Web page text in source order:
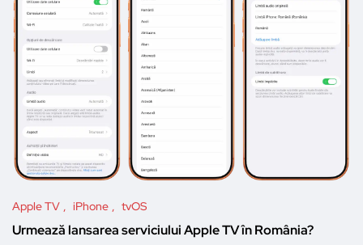
Apple TV iPhone tvOS
Urmează lansarea serviciului Apple TV în România?